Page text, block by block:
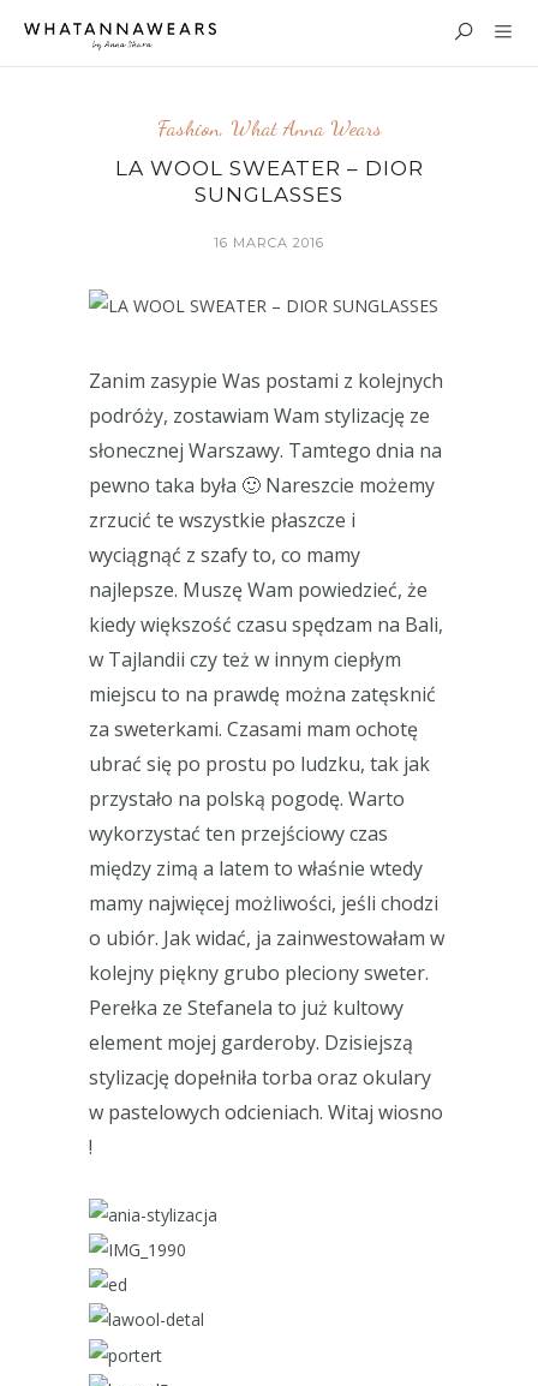
Fashion, What Anna Wears
LA WOOL SWEATER – DIOR
SUNGLASSES
16 MARCA 2016
Zanim zasypie Was postami z kolejnych
podróży, zostawiam Wam stylizację ze
słonecznej Warszawy. Tamtego dnia na
pewno taka była 🙂 Nareszcie możemy
zrzucić te wszystkie płaszcze i
wyciągnąć z szafy to, co mamy
najlepsze. Muszę Wam powiedzieć, że
kiedy większość czasu spędzam na Bali,
w Tajlandii czy też w innym ciepłym
miejscu to na prawdę można zatęsknić
za sweterkami. Czasami mam ochotę
ubrać się po prostu po ludzku, tak jak
przystało na polską pogodę. Warto
wykorzystać ten przejściowy czas
między zimą a latem to właśnie wtedy
mamy najwięcej możliwości, jeśli chodzi
o ubiór. Jak widać, ja zainwestowałam w
kolejny piękny grubo pleciony sweter.
Perełka ze Stefanela to już kultowy
element mojej garderoby. Dzisiejszą
stylizację dopełniła torba oraz okulary
w pastelowych odcieniach. Witaj wiosno
!